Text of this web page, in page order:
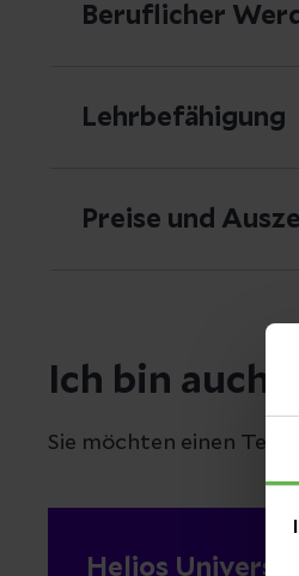
Beruflicher
Lehrbefähigung
Preise und
Ich bin auch
Sie möchten einen
Helios